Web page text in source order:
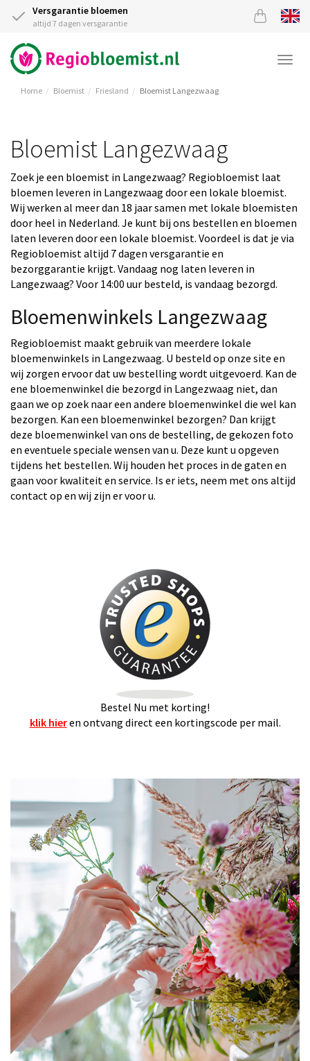
Versgarantie bloemen
altijd 7 dagen versgarantie
Home Bloemist Friesland Bloemist Langezwaag
Bloemist Langezwaag
Zoek je een bloemist in Langezwaag? Regiobloemist laat
bloemen leveren in Langezwaag door een lokale bloemist.
Wij werken al meer dan 18 jaar samen met lokale bloemisten
door heel in Nederland. Je kunt bij ons bestellen en bloemen
laten leveren door een lokale bloemist. Voordeel is dat je via
Regiobloemist altijd 7 dagen versgarantie en
bezorggarantie krijgt. Vandaag nog laten leveren in
Langezwaag? Voor 14:00 uur besteld, is vandaag bezorgd.
Bloemenwinkels Langezwaag
Regiobloemist maakt gebruik van meerdere lokale
bloemenwinkels in Langezwaag. U besteld op onze site en
wij zorgen ervoor dat uw bestelling wordt uitgevoerd. Kan de
ene bloemenwinkel die bezorgd in Langezwaag niet, dan
gaan we op zoek naar een andere bloemenwinkel die wel kan
bezorgen. Kan een bloemenwinkel bezorgen? Dan krijgt
deze bloemenwinkel van ons de bestelling, de gekozen foto
en eventuele speciale wensen van u. Deze kunt u opgeven
tijdens het bestellen. Wij houden het proces in de gaten en
gaan voor kwaliteit en service. Is er iets, neem met ons altijd
contact op en wij zijn er voor u.
Bestel Nu met korting!
klik hieren ontvang direct een kortingscode per mail.